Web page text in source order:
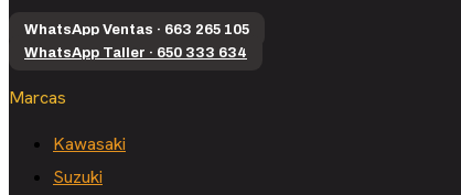
WhatsApp Ventas · 663 265 105
WhatsApp Taller · 650 333 634
Marcas
Kawasaki
Suzuki